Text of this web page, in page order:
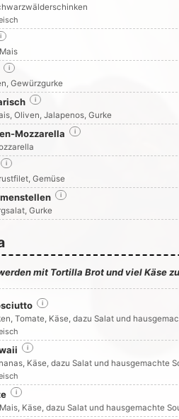
i
i
Gewürzgurke
i
Oliven, Jalapenos, Gurke
Mozzarella i
i
Gemüse
i
Gurke
mit Tortilla Brot und viel Käse
i
Tomate, Käse, dazu Salat und
i
Käse, dazu Salat und hausgemachte
i
Käse, dazu Salat und hausgemachte